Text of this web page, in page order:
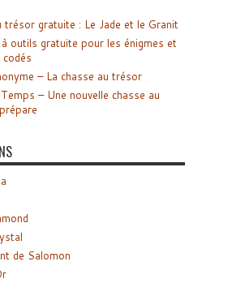
trésor gratuite : Le Jade et le Granit
outils gratuite pour les énigmes et
– La chasse au trésor
Temps – Une nouvelle chasse au
de Salomon